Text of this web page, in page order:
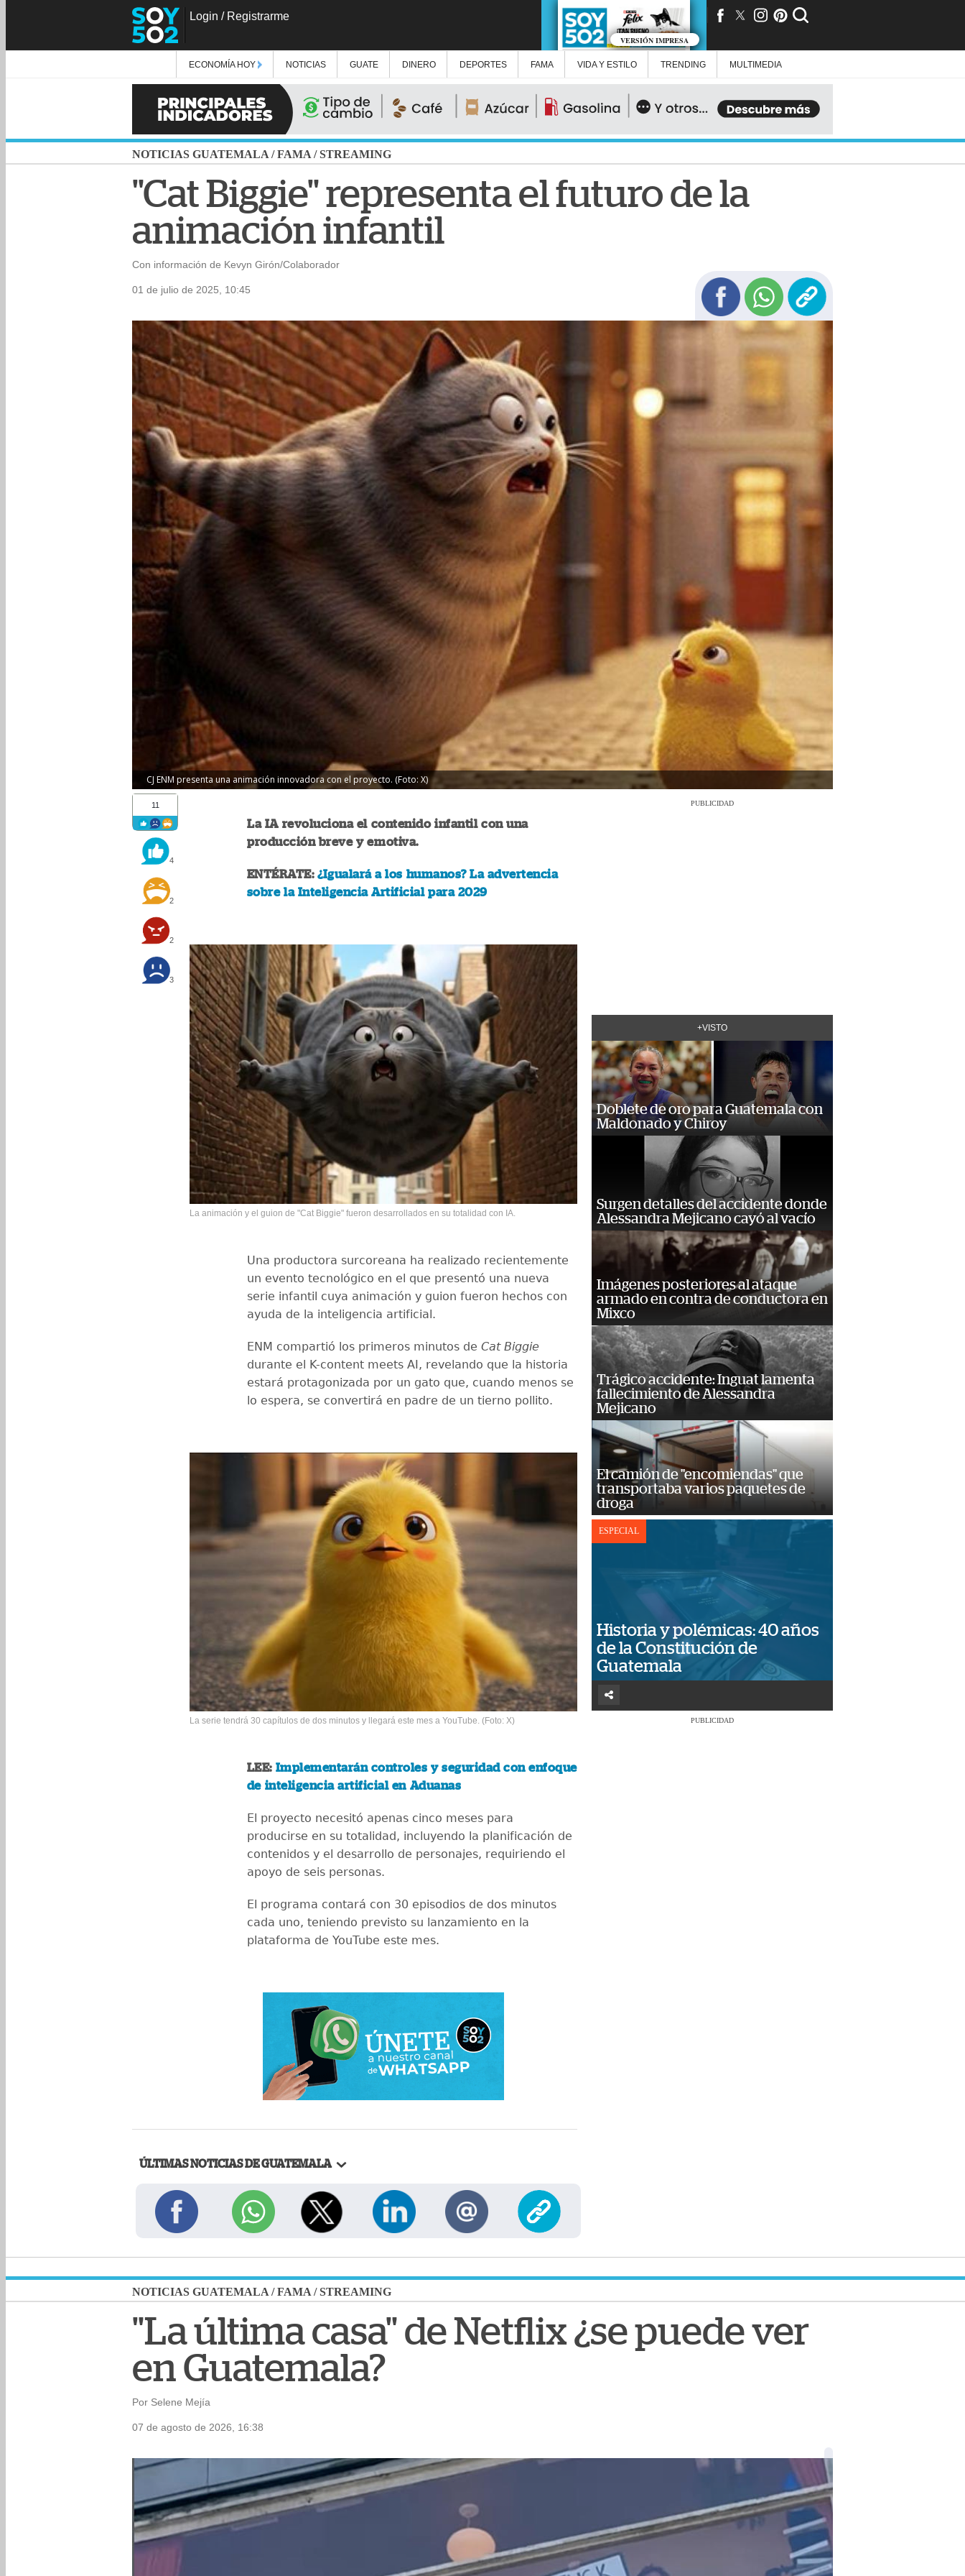
Login / Registrarme
VERSIÓN IMPRESA
ECONOMÍA HOY NOTICIAS GUATE DINERO DEPORTES FAMA VIDA Y ESTILO TRENDING MULTIMEDIA
NOTICIAS GUATEMALA /FAMA /STREAMING
"Cat Biggie" representa el futuro de la
animación infantil
Con información de Kevyn Girón/Colaborador
01 de julio de 2025, 10:45
CJ ENM presenta una animación innovadora con el proyecto. (Foto: X)
11
4
2
2
3
La IA revoluciona el contenido infantil con una
producción breve y emotiva.
ENTÉRATE:¿Igualará a los humanos? La advertencia
sobre la Inteligencia Artificial para 2029
La animación y el guion de "Cat Biggie" fueron desarrollados en su totalidad con IA.
Una productora surcoreana ha realizado recientemente
un evento tecnológico en el que presentó una nueva
serie infantil cuya animación y guion fueron hechos con
ayuda de la inteligencia artificial.
ENM compartió los primeros minutos de Cat Biggie
durante el K-content meets AI, revelando que la historia
estará protagonizada por un gato que, cuando menos se
lo espera, se convertirá en padre de un tierno pollito.
La serie tendrá 30 capítulos de dos minutos y llegará este mes a YouTube. (Foto: X)
LEE: Implementarán controles y seguridad con enfoque
de inteligencia artificial en Aduanas
El proyecto necesitó apenas cinco meses para
producirse en su totalidad, incluyendo la planificación de
contenidos y el desarrollo de personajes, requiriendo el
apoyo de seis personas.
El programa contará con 30 episodios de dos minutos
cada uno, teniendo previsto su lanzamiento en la
plataforma de YouTube este mes.
ÚLTIMAS NOTICIAS DE GUATEMALA
PUBLICIDAD
+VISTO
Doblete de oro para Guatemala con
Maldonado y Chiroy
Surgen detalles del accidente donde
Alessandra Mejicano cayó al vacío
Imágenes posteriores al ataque
armado en contra de conductora en
Mixco
Trágico accidente: Inguat lamenta
fallecimiento de Alessandra
Mejicano
El camión de "encomiendas" que
transportaba varios paquetes de
droga
ESPECIAL
Historia y polémicas: 40 años
de la Constitución de
Guatemala
PUBLICIDAD
NOTICIAS GUATEMALA/FAMA/STREAMING
"La última casa" de Netflix ¿se puede ver
en Guatemala?
Por Selene Mejía
07 de agosto de 2026, 16:38